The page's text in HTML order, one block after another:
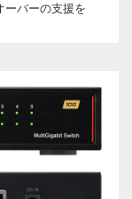
ーバーの支援を